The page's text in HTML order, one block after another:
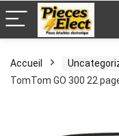
Accueil
TomTom GO 300 22